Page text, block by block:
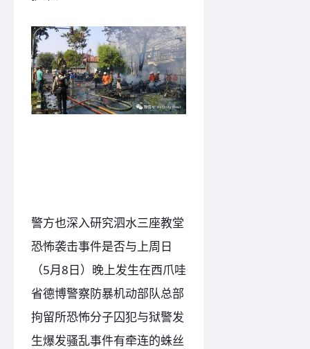
警方也深入研究泗水三座教堂
恐怖袭击事件是否与上周日
（5月8日）晚上发生在西爪哇
省德博警察防暴机动部队总部
拘留所恐怖分子囚犯与狱警发
生爆发骚乱事件有牵连的蛛丝